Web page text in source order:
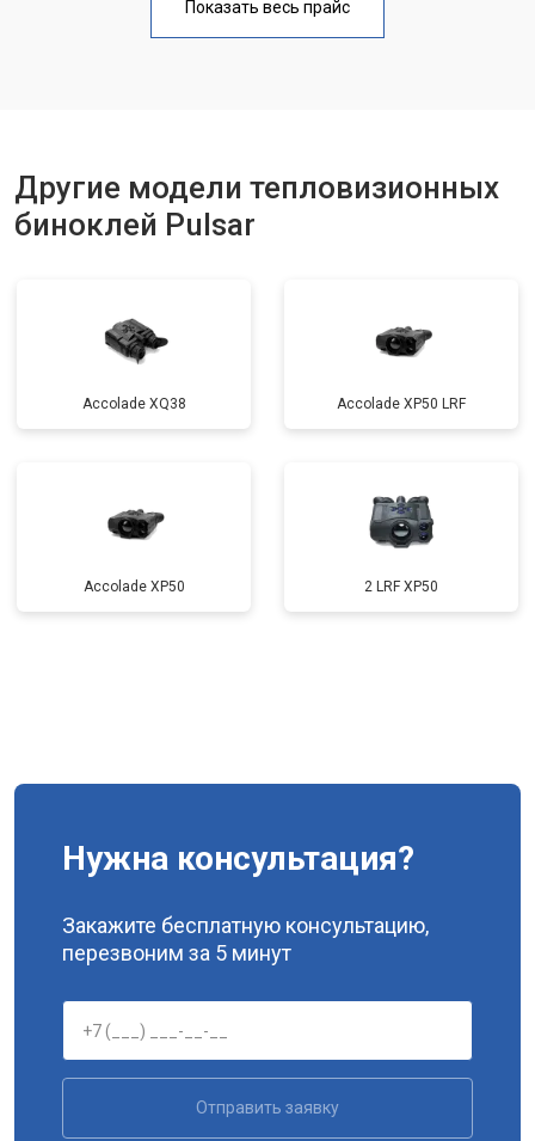
Показать весь прайс
Другие модели тепловизионных
биноклей Pulsar
Accolade XQ38 Accolade XP50 LRF
Accolade XP50 2 LRF XP50
Нужна консультация?
Закажите бесплатную консультацию,
перезвоним за 5 минут
Отправить заявку